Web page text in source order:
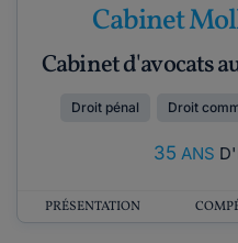
Cabinet
Cabinet d'avocats
Droit pénal Droit
35 ANS
PRÉSENTATION